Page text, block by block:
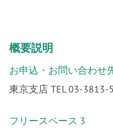
概要説明
お申込・お問い合わせ
東京支店 TEL 03-
フリースペース 3